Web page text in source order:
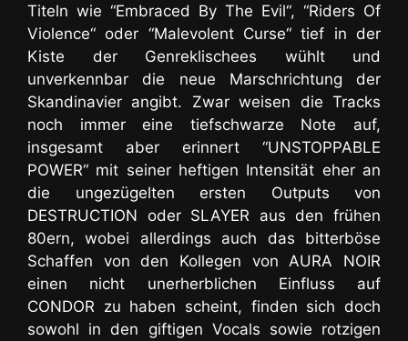
Titeln wie “Embraced By The Evil“, “Riders Of
Violence“ oder “Malevolent Curse“ tief in der
Kiste der Genreklischees wühlt und
unverkennbar die neue Marschrichtung der
Skandinavier angibt. Zwar weisen die Tracks
noch immer eine tiefschwarze Note auf,
insgesamt aber erinnert “UNSTOPPABLE
POWER“ mit seiner heftigen Intensität eher an
die ungezügelten ersten Outputs von
DESTRUCTION oder SLAYER aus den frühen
80ern, wobei allerdings auch das bitterböse
Schaffen von den Kollegen von AURA NOIR
einen nicht unerherblichen Einfluss auf
CONDOR zu haben scheint, finden sich doch
sowohl in den giftigen Vocals sowie rotzigen